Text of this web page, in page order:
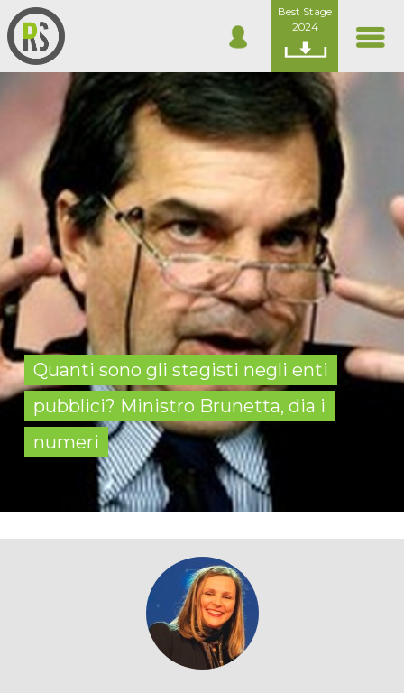
Best Stage
2024
Quanti sono gli stagisti negli enti
pubblici? Ministro Brunetta, dia i
numeri